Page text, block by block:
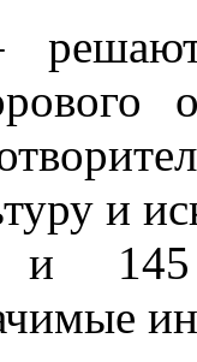
и
и